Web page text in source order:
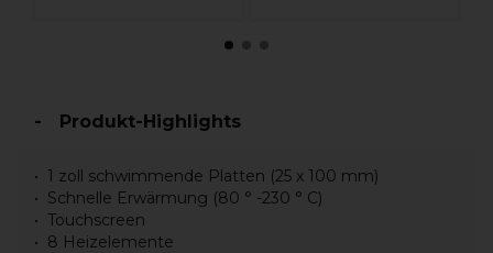
Produkt-Highlights
1 zoll schwimmende Platten (25 x 100 mm)
Schnelle Erwärmung (80 ° -230 ° C)
Touchscreen
8 Heizelemente